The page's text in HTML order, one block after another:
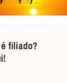
filiado?